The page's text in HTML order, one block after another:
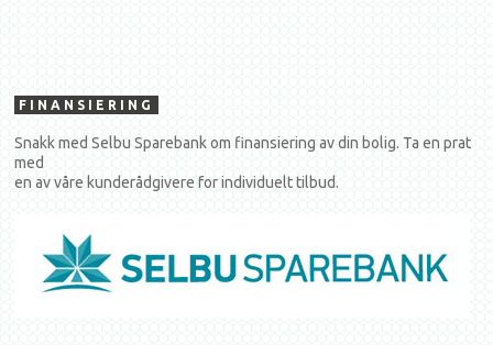
FINANSIERING
Snakk med Selbu Sparebank om finansiering av din bolig. Ta en prat
med
en av våre kunderådgivere for individuelt tilbud.